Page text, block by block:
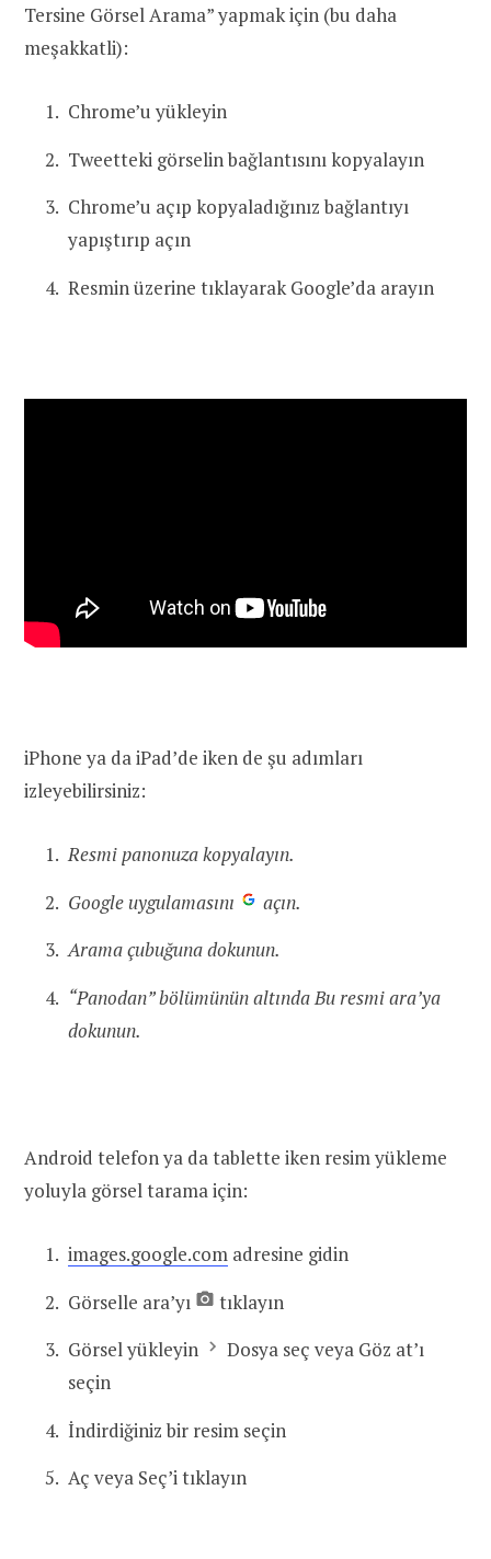
Tersine Görsel Arama” yapmak için (bu daha
meşakkatli):
Chrome’u yükleyin
Tweetteki görselin bağlantısını kopyalayın
Chrome’u açıp kopyaladığınız bağlantıyı
yapıştırıp açın
Resmin üzerine tıklayarak Google’da arayın
iPhone ya da iPad’de iken de şu adımları
izleyebilirsiniz:
Resmi panonuza kopyalayın.
Google uygulamasını
açın.
Arama çubuğuna dokunun.
“Panodan” bölümünün altında Bu resmi ara’ya
dokunun. ​
Android telefon ya da tablette iken resim yükleme
yoluyla görsel tarama için:
images.google.com adresine gidin
Görselle ara’yı
tıklayın
Görsel yükleyin
Dosya seç veya Göz at’ı
seçin
İndirdiğiniz bir resim seçin
Aç veya Seç’i tıklayın